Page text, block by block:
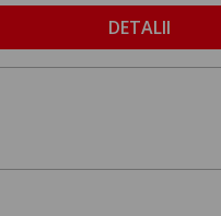
DETALII